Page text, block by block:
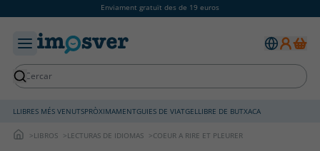
Enviament gratuït des de 19 euros
LLIBRES MÉS VENUTSPRÒXIMAMENTGUIES DE VIATGELLIBRE DE BUTXACA
LIBROS LECTURAS DE IDIOMAS COEUR A RIRE ET PLEURER